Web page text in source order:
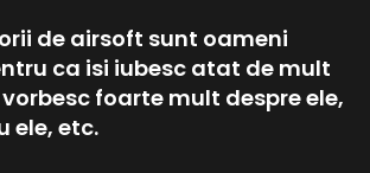
de airsoft sunt oameni
ca isi iubesc atat de mult
foarte mult despre ele,
ele, etc.